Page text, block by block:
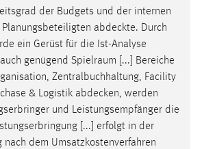
der Budgets und der internen
abdeckte. Durch
ein Gerüst für die Ist-Analyse
genügend Spielraum [...] Bereiche
Zentralbuchhaltung, Facility
& Logistik abdecken, werden
und Leistungsempfänger die
[...] erfolgt in der
nach dem Umsatzkostenverfahren